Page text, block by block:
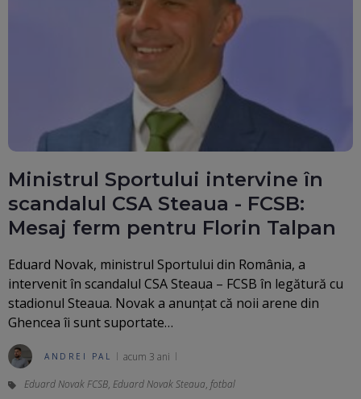
Ministrul Sportului intervine în
scandalul CSA Steaua - FCSB:
Mesaj ferm pentru Florin Talpan
Eduard Novak, ministrul Sportului din România, a
intervenit în scandalul CSA Steaua – FCSB în legătură cu
stadionul Steaua. Novak a anunțat că noii arene din
Ghencea îi sunt suportate…
ANDREI PAL acum 3 ani
Eduard Novak FCSB, Eduard Novak Steaua, fotbal